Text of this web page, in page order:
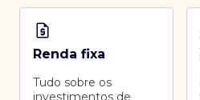
Renda fixa
Tudo sobre os
investimentos de